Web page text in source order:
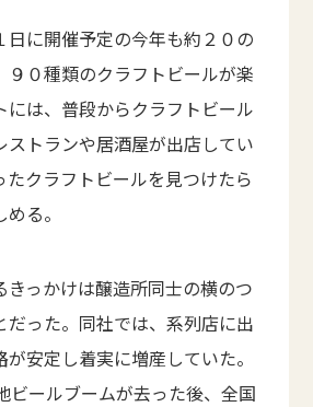
日に開催予定の今年も約２０の
９０種類のクラフトビールが楽
には、普段からクラフトビール
ストランや居酒屋が出店してい
たクラフトビールを見つけたら
る。
きっかけは醸造所同士の横のつ
だった。同社では、系列店に出
安定し着実に増産していた。
ビールブームが去った後、全国